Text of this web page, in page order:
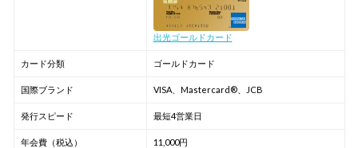
出光ゴールドカード
カード分類 ゴールドカード
国際ブランド VISA、Mastercard®、JCB
発行スピード 最短4営業日
年会費（税込） 11,000円